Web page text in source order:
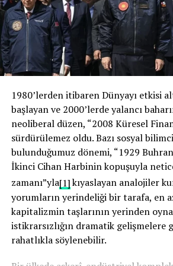
Ya düşünce inşa edeceğiz ya
şekilleneceğiz!
Bu çağın adı şudur: Dijital Sömürge
Bu çağda uyuyanların kaderi bellidir:
O yüzden artık sorulacak sorular
Türkiye ne zaman uyanacak?
İslam dünyası ne zaman uyanacak?
İlahiyat dünyası ne zaman hayata
Bu çağ beklemiyor! Bu çağ merhamet
kalanı affetmiyor!
Bu yüzden bizim mücadelemiz, bir
1980’lerden itibaren Dünyayı etkisi
başlayan ve 2000’lerde yalancı
neoliberal düzen, “2008 Küresel
sürdürülemez oldu. Bazı sosyal
bulunduğumuz dönemi, “1929
İkinci Cihan Harbinin kopuşuyla
zamanı”yla[1]kıyaslayan analojiler
yorumların yerindeliği bir tarafa, en
kapitalizmin taşlarının yerinden
istikrarsızlığın dramatik gelişmelere
rahatlıkla söylenebilir.